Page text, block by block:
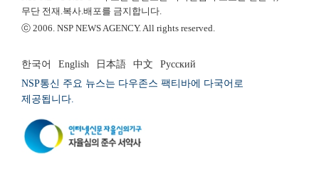
무단 전재.복사.배포를 금지합니다.
ⓒ 2006. NSP NEWS AGENCY. All rights reserved.
한국어 English 日本語 中文
Русский
NSP통신 주요 뉴스는 다우존스 팩티바에 다국어로
제공됩니다.